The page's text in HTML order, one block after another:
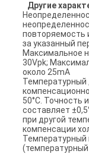
Другие
повторяемость
за указанный
Максимальное
30Vpk;
около 25mA
Температурный
50°C. Точность
составляет
при другой
компенсации
Температурный
(температурный